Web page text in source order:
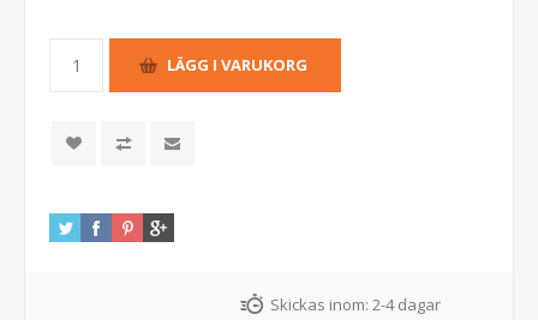
Skickas inom: 2-4 dagar